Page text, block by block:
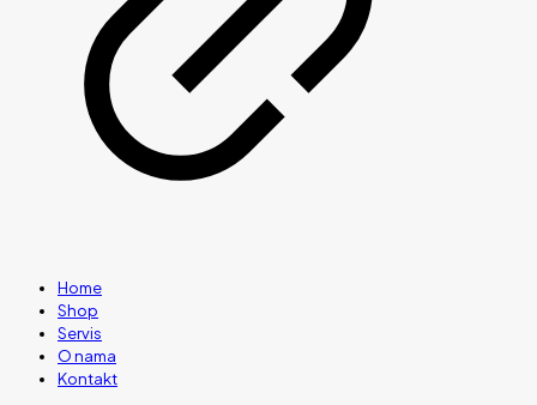
Home
Shop
Servis
O nama
Kontakt